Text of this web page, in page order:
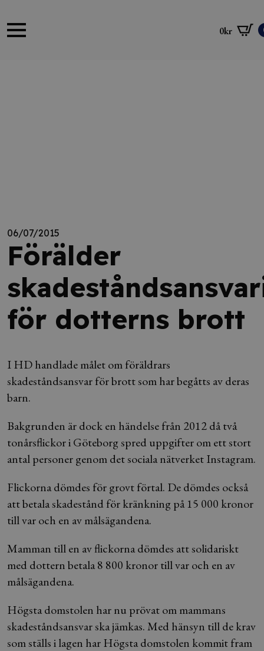
0kr
06/07/2015
Förälder
för dotterns brott
I HD handlade målet om föräldrars
skadeståndsansvar för brott som har begåtts av deras
barn.
Bakgrunden är dock en händelse från 2012 då två
tonårsflickor i Göteborg spred uppgifter om ett stort
antal personer genom det sociala nätverket Instagram.
Flickorna dömdes för grovt förtal. De dömdes också
att betala skadestånd för kränkning på 15 000 kronor
till var och en av målsägandena.
Mamman till en av flickorna dömdes att solidariskt
med dottern betala 8 800 kronor till var och en av
målsägandena.
Högsta domstolen har nu prövat om mammans
skadeståndsansvar ska jämkas. Med hänsyn till de krav
som ställs i lagen har Högsta domstolen kommit fram